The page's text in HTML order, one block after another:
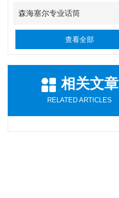
森海塞尔专业话筒
查看全部
相关文章
RELATED ARTICLES